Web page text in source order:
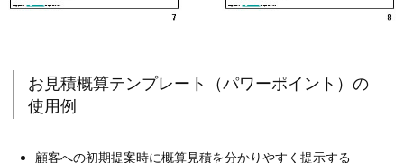
お見積概算テンプレート（パワーポイント）の
使用例
顧客への初期提案時に概算見積を分かりやすく提示する